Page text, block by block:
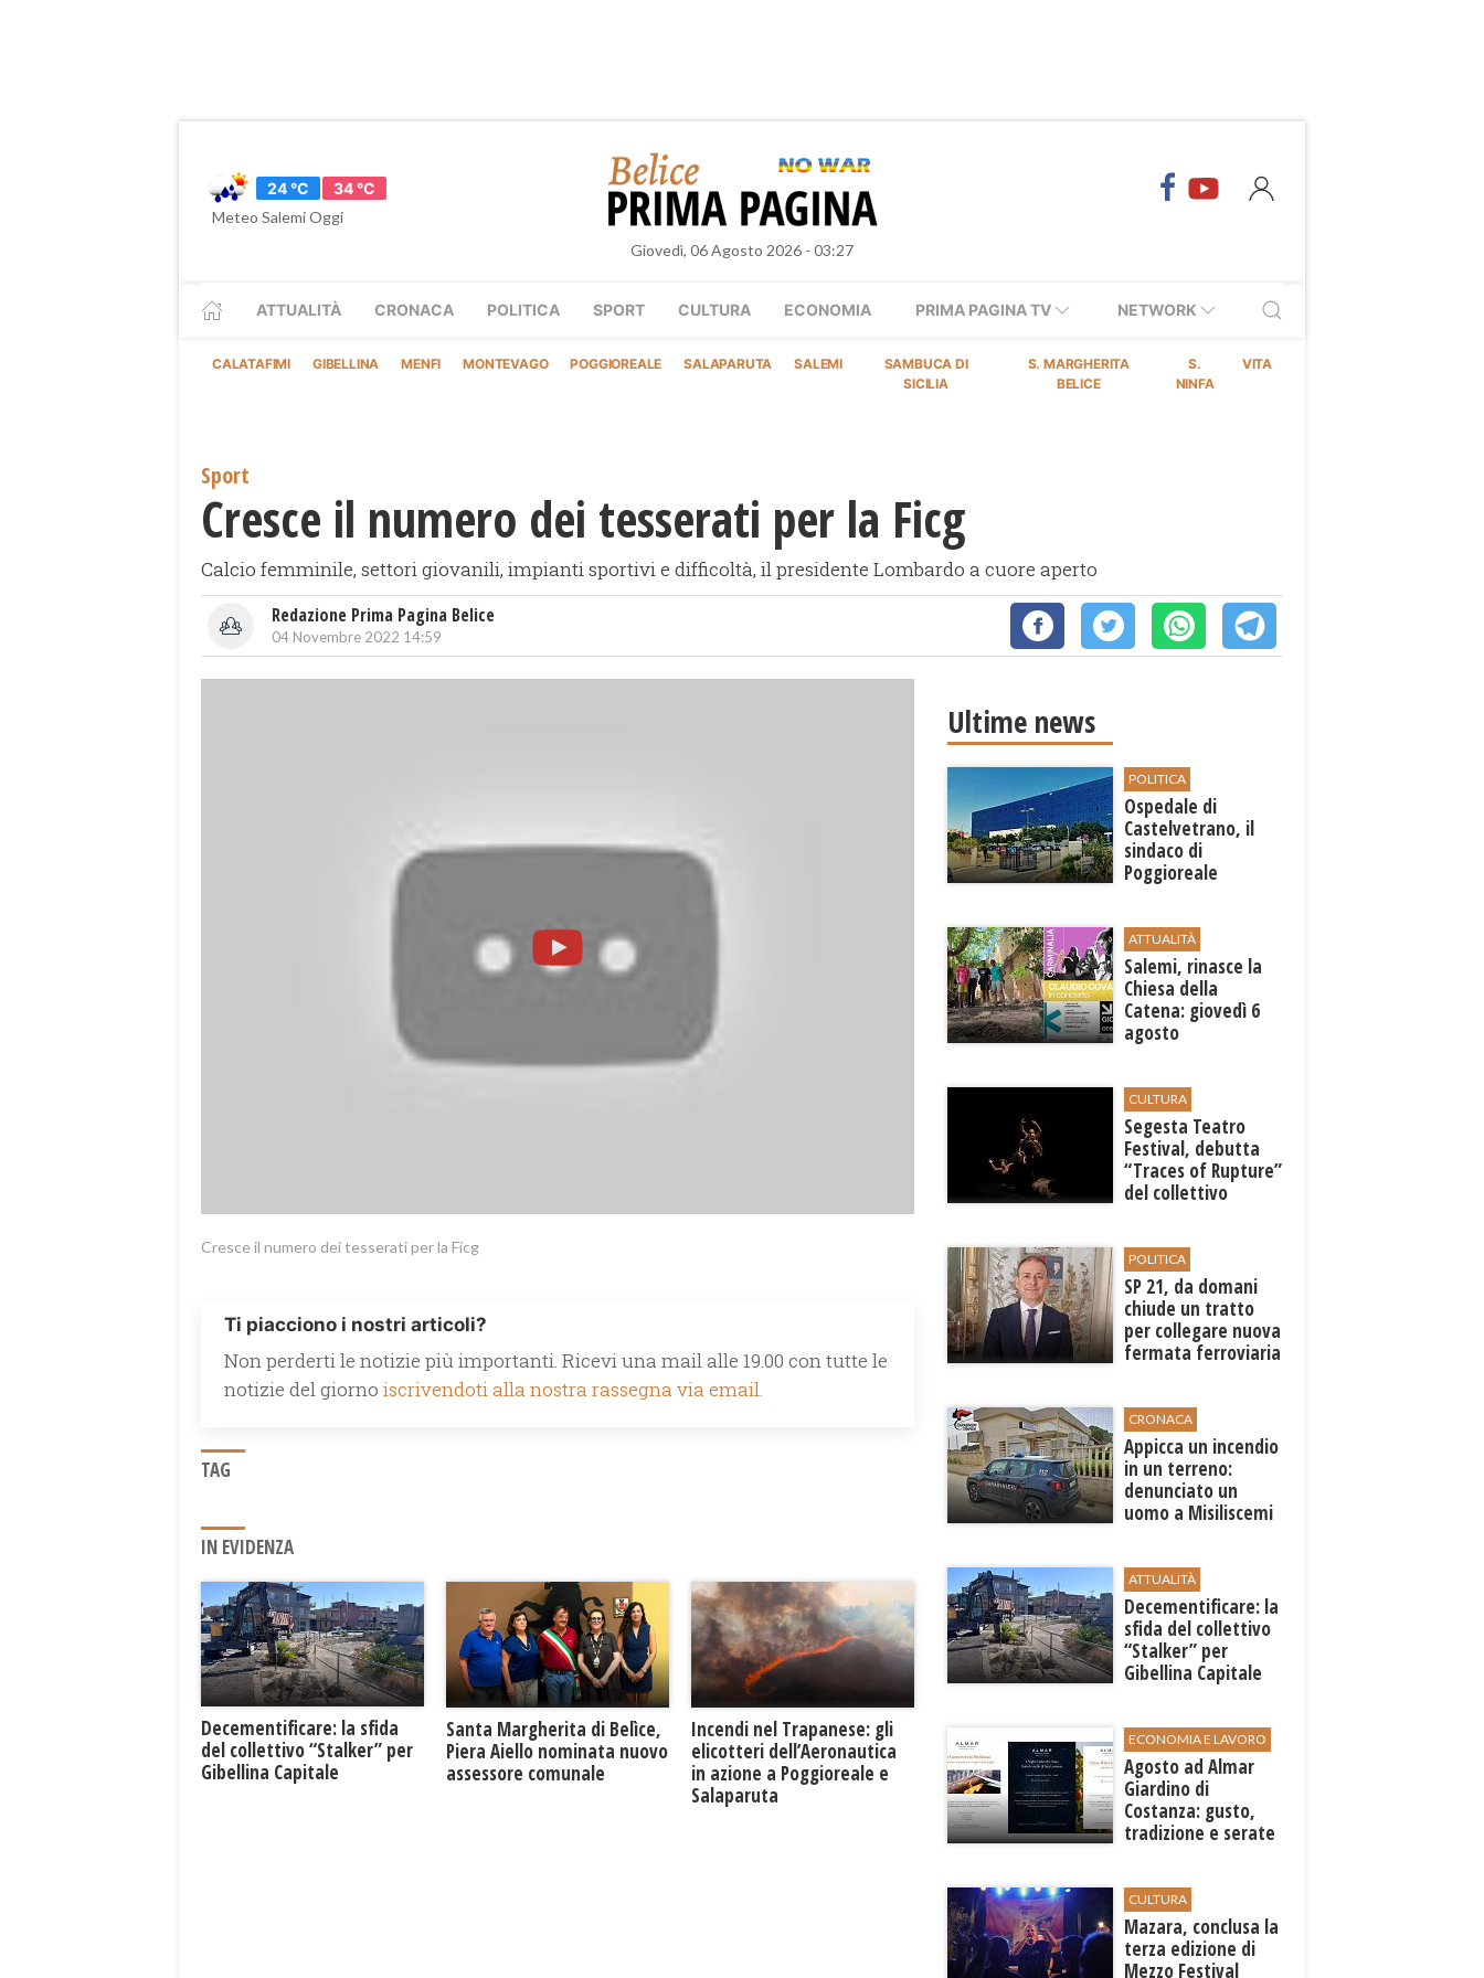
24 °C
34 °C
Meteo Salemi Oggi
Giovedì, 06 Agosto 2026 - 03:27
ATTUALITÀ CRONACA POLITICA SPORT CULTURA ECONOMIA PRIMA PAGINA TV NETWORK
CALATAFIMI GIBELLINA MENFI MONTEVAGO POGGIOREALE SALAPARUTA SALEMI
SAMBUCA DI
SICILIA
S. MARGHERITA
BELICE
S.
NINFA
VITA
Sport
Cresce il numero dei tesserati per la Ficg
Calcio femminile, settori giovanili, impianti sportivi e difficoltà, il presidente Lombardo a cuore aperto
Redazione Prima Pagina Belice
04 Novembre 2022 14:59
Cresce il numero dei tesserati per la Ficg
Ti piacciono i nostri articoli?
Non perderti le notizie più importanti. Ricevi una mail alle 19.00 con tutte le
notizie del giorno iscrivendoti alla nostra rassegna via email.
TAG
IN EVIDENZA
Decementificare: la sfida
del collettivo “Stalker” per
Gibellina Capitale
Santa Margherita di Belìce,
Piera Aiello nominata nuovo
assessore comunale
Incendi nel Trapanese: gli
elicotteri dell’Aeronautica
in azione a Poggioreale e
Salaparuta
Ultime news
POLITICA
Ospedale di
Castelvetrano, il
sindaco di
Poggioreale
ATTUALITÀ
Salemi, rinasce la
Chiesa della
Catena: giovedì 6
agosto
CULTURA
Segesta Teatro
Festival, debutta
“Traces of Rupture”
del collettivo
POLITICA
SP 21, da domani
chiude un tratto
per collegare nuova
fermata ferroviaria
CRONACA
Appicca un incendio
in un terreno:
denunciato un
uomo a Misiliscemi
ATTUALITÀ
Decementificare: la
sfida del collettivo
“Stalker” per
Gibellina Capitale
ECONOMIA E LAVORO
Agosto ad Almar
Giardino di
Costanza: gusto,
tradizione e serate
esterni
CULTURA
​Mazara, conclusa la
terza edizione di
Mezzo Festival